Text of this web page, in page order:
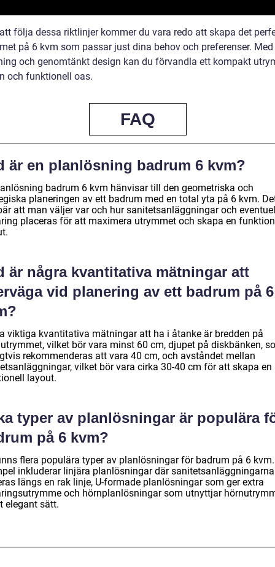
följa dessa riktlinjer kommer du vara redo att skapa det
på 6 kvm som passar just dina behov och preferenser.
och genomtänkt design kan du förvandla ett kompakt
och funktionell oas.
FAQ
är en planlösning badrum 6 kvm?
badrum 6 kvm hänvisar till den geometriska och
planeringen av ett badrum med en total yta på 6 kvm.
att man väljer var och hur sanitetsanläggningar och
placeras för att maximera utrymmet och skapa en
är några kvantitativa mätningar att
vid planering av ett badrum på 6
viktiga kvantitativa mätningar att ha i åtanke är bredden på
vilket bör vara minst 60 cm, djupet på diskbänken,
rekommenderas att vara 40 cm, och avståndet mellan
vilket bör vara cirka 30-40 cm för att skapa en
layout.
typer av planlösningar är populära
på 6 kvm?
flera populära typer av planlösningar för badrum på 6 kvm.
inkluderar linjära planlösningar där sanitetsanläggningarna
längs en rak linje, U-formade planlösningar som ger extra
och hörnplanlösningar som utnyttjar
elegant sätt.